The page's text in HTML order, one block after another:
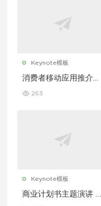
Keynote模板
消费者移动应用推介演
ote 模板
263
Keynote模板
商业计划书主题演讲 K